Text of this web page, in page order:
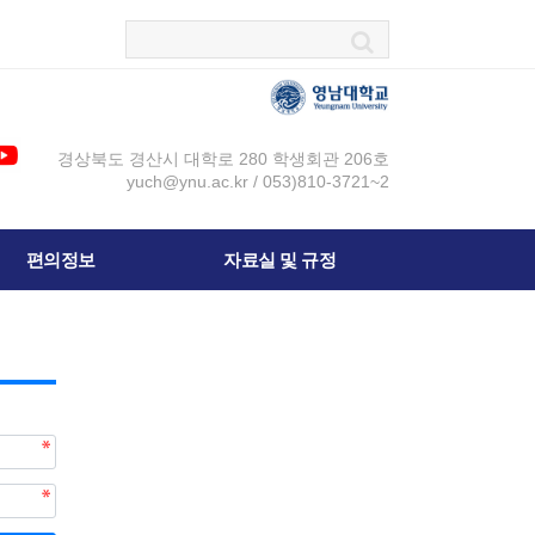
경상북도 경산시 대학로 280 학생회관 206호
yuch@ynu.ac.kr / 053)810-3721~2
편의정보 자료실 및 규정